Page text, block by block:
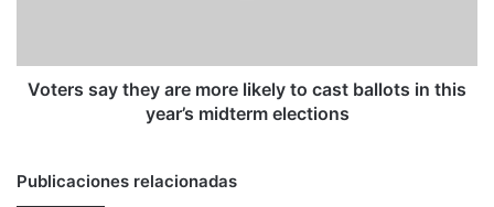
ballots
elections
Voters say they are more likely to cast ballots in this
year’s midterm elections
Publicaciones relacionadas